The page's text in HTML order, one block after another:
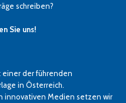
schreiben?
Sie uns!
einer der führenden
in Österreich.
innovativen Medien setzen wir